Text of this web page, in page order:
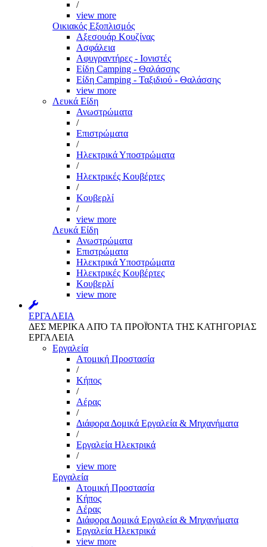
/
view more
Οικιακός Εξοπλισμός
Αξεσουάρ Κουζίνας
Ασφάλεια
Αφυγραντήρες - Ιονιστές
Είδη Camping - Θαλάσσης
Είδη Camping - Ταξιδιού - Θαλάσσης
view more
Λευκά Είδη
Ανωστρώματα
/
Επιστρώματα
/
Ηλεκτρικά Υποστρώματα
/
Ηλεκτρικές Κουβέρτες
/
Κουβερλί
/
view more
Λευκά Είδη
Ανωστρώματα
Επιστρώματα
Ηλεκτρικά Υποστρώματα
Ηλεκτρικές Κουβέρτες
Κουβερλί
view more
ΕΡΓΑΛΕΙΑ
ΔΕΣ ΜΕΡΙΚΑ ΑΠΌ ΤΑ ΠΡΟΪΌΝΤΑ ΤΗΣ ΚΑΤΗΓΟΡΙΑΣ
ΕΡΓΑΛΕΙΑ
Εργαλεία
Aτομική Προστασία
/
Kήπος
/
Αέρας
/
Διάφορα Δομικά Εργαλεία & Μηχανήματα
/
Εργαλεία Ηλεκτρικά
/
view more
Εργαλεία
Aτομική Προστασία
Kήπος
Αέρας
Διάφορα Δομικά Εργαλεία & Μηχανήματα
Εργαλεία Ηλεκτρικά
view more